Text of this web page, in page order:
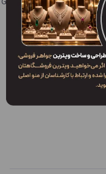
/ انواع مدل محصولات /
GL2
ترتیب نمایش: جدیدترین